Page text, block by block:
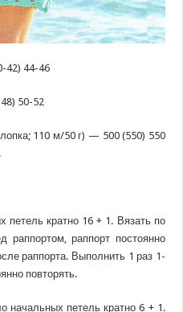
42) 44-46
50-52
110 м/50 г) — 500 (550) 550
петель кратно 16 + 1. Вязать по
раппортом, раппорт постоянно
раппорта. Выполнить 1 раз 1-
повторять.
начальных петель кратно 6 + 1.